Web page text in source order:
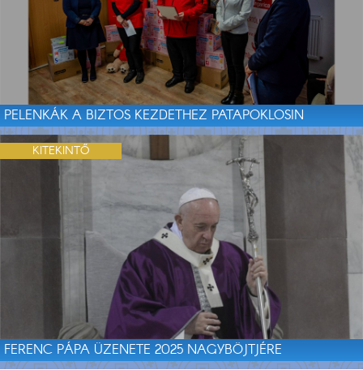
PELENKÁK A BIZTOS KEZDETHEZ PATAPOKLOSIN
FERENC PÁPA ÜZENETE 2025 NAGYBÖJTJÉRE
KITEKINTŐ